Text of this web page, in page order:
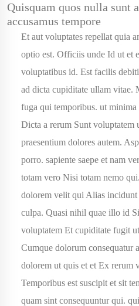
Quisquam quos nulla sunt
accusamus tempore
Et aut voluptates repellat quia
optio est. Officiis unde Id ut et
voluptatibus id. Est facilis
ad dicta cupiditate ullam vitae.
fuga qui temporibus. ut
Dicta a rerum Sunt voluptatem
praesentium dolores autem.
porro. sapiente saepe et nam
totam vero Nisi totam nemo
dolorem velit qui Alias
culpa. Quasi nihil quae illo id
voluptatem Et cupiditate fugit
Cumque dolorum consequatur
dolorem ut quis et et Ex rerum
Temporibus est suscipit et sit
quam sint consequuntur qui.